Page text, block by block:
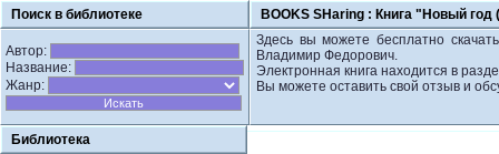
Поиск в библиотеке BOOKS SHaring : Книга "Новый
Автор:
Название:
Жанр:
Здесь вы можете бесплатно
Владимир Федорович.
Электронная книга находится в
Вы можете оставить свой отзыв и
Библиотека